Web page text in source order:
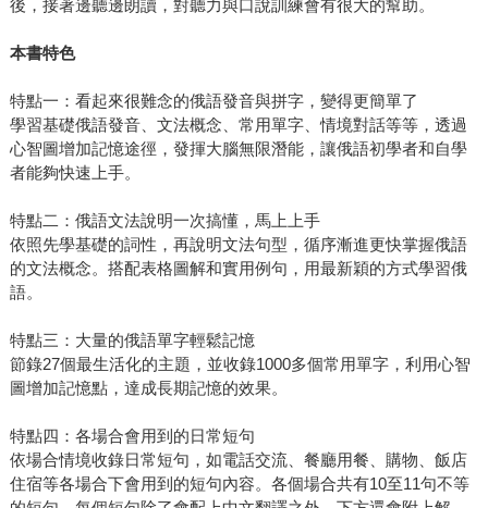
後，接著邊聽邊朗讀，對聽力與口說訓練會有很大的幫助。
本書特色
特點一：看起來很難念的俄語發音與拼字，變得更簡單了
學習基礎俄語發音、文法概念、常用單字、情境對話等等，透過
心智圖增加記憶途徑，發揮大腦無限潛能，讓俄語初學者和自學
者能夠快速上手。
特點二：俄語文法說明一次搞懂，馬上上手
依照先學基礎的詞性，再說明文法句型，循序漸進更快掌握俄語
的文法概念。搭配表格圖解和實用例句，用最新穎的方式學習俄
語。
特點三：大量的俄語單字輕鬆記憶
節錄27個最生活化的主題，並收錄1000多個常用單字，利用心智
圖增加記憶點，達成長期記憶的效果。
特點四：各場合會用到的日常短句
依場合情境收錄日常短句，如電話交流、餐廳用餐、購物、飯店
住宿等各場合下會用到的短句內容。各個場合共有10至11句不等